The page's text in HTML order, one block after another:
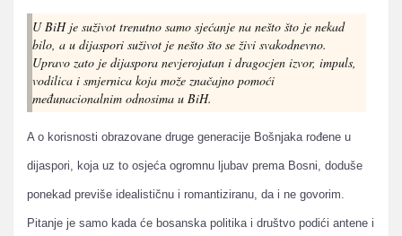
U BiH je suživot trenutno samo sjećanje na nešto što je nekad
bilo, a u dijaspori suživot je nešto što se živi svakodnevno.
Upravo zato je dijaspora nevjerojatan i dragocjen izvor, impuls,
vodilica i smjernica koja može značajno pomoći
međunacionalnim odnosima u BiH.
A o korisnosti obrazovane druge generacije Bošnjaka rođene u
dijaspori, koja uz to osjeća ogromnu ljubav prema Bosni, doduše
ponekad previše idealističnu i romantiziranu, da i ne govorim.
Pitanje je samo kada će bosanska politika i društvo podići antene i